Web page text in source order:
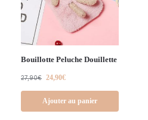
Bouillotte Peluche Douillette
27,90€ 24,90€
Ajouter au panier